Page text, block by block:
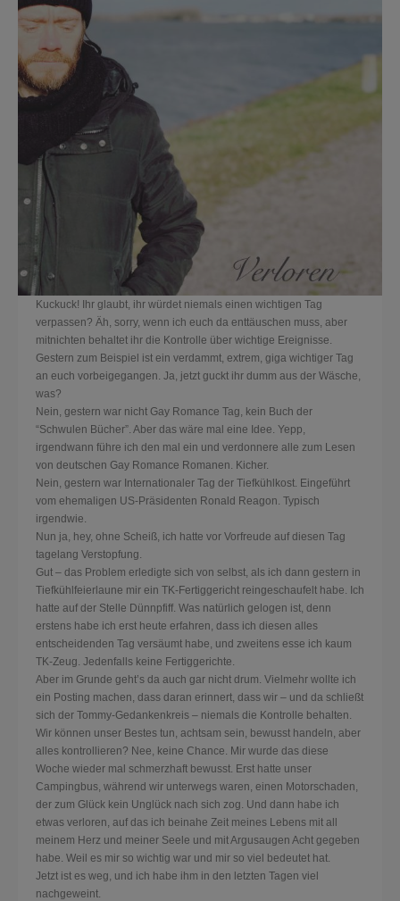
Kuckuck! Ihr glaubt, ihr würdet niemals einen wichtigen Tag
verpassen? Äh, sorry, wenn ich euch da enttäuschen muss, aber
mitnichten behaltet ihr die Kontrolle über wichtige Ereignisse.
Gestern zum Beispiel ist ein verdammt, extrem, giga wichtiger Tag
an euch vorbeigegangen. Ja, jetzt guckt ihr dumm aus der Wäsche,
was?
Nein, gestern war nicht Gay Romance Tag, kein Buch der
“Schwulen Bücher”. Aber das wäre mal eine Idee. Yepp,
irgendwann führe ich den mal ein und verdonnere alle zum Lesen
von deutschen Gay Romance Romanen. Kicher.
Nein, gestern war Internationaler Tag der Tiefkühlkost. Eingeführt
vom ehemaligen US-Präsidenten Ronald Reagon. Typisch
irgendwie.
Nun ja, hey, ohne Scheiß, ich hatte vor Vorfreude auf diesen Tag
tagelang Verstopfung.
Gut – das Problem erledigte sich von selbst, als ich dann gestern in
Tiefkühlfeierlaune mir ein TK-Fertiggericht reingeschaufelt habe. Ich
hatte auf der Stelle Dünnpfiff. Was natürlich gelogen ist, denn
erstens habe ich erst heute erfahren, dass ich diesen alles
entscheidenden Tag versäumt habe, und zweitens esse ich kaum
TK-Zeug. Jedenfalls keine Fertiggerichte.
Aber im Grunde geht’s da auch gar nicht drum. Vielmehr wollte ich
ein Posting machen, dass daran erinnert, dass wir – und da schließt
sich der Tommy-Gedankenkreis – niemals die Kontrolle behalten.
Wir können unser Bestes tun, achtsam sein, bewusst handeln, aber
alles kontrollieren? Nee, keine Chance. Mir wurde das diese
Woche wieder mal schmerzhaft bewusst. Erst hatte unser
Campingbus, während wir unterwegs waren, einen Motorschaden,
der zum Glück kein Unglück nach sich zog. Und dann habe ich
etwas verloren, auf das ich beinahe Zeit meines Lebens mit all
meinem Herz und meiner Seele und mit Argusaugen Acht gegeben
habe. Weil es mir so wichtig war und mir so viel bedeutet hat.
Jetzt ist es weg, und ich habe ihm in den letzten Tagen viel
nachgeweint.